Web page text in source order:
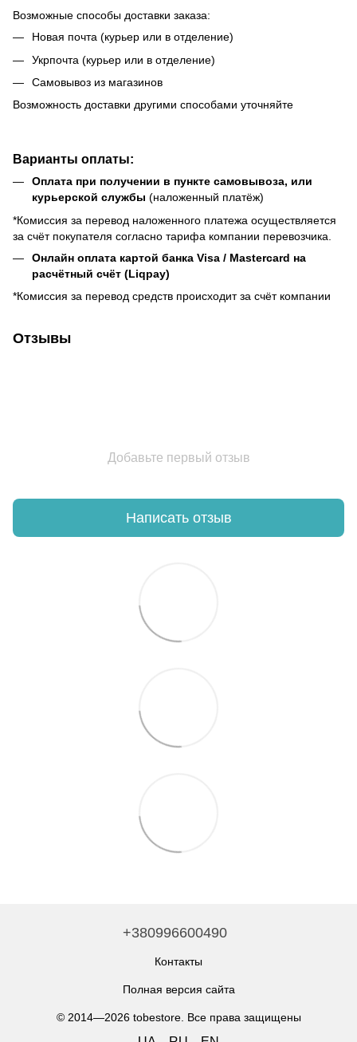
Возможные способы доставки заказа:
Новая почта (курьер или в отделение)
Укрпочта (курьер или в отделение)
Самовывоз из магазинов
Возможность доставки другими способами уточняйте
Варианты оплаты:
Оплата при получении в пункте самовывоза, или
курьерской службы (наложенный платёж)
*Комиссия за перевод наложенного платежа осуществляется
за счёт покупателя согласно тарифа компании перевозчика.
Онлайн оплата картой банка Visa / Mastercard на
расчётный счёт (Liqpay)
*Комиссия за перевод средств происходит за счёт компании
Отзывы
Добавьте первый отзыв
Написать отзыв
+380996600490
Контакты
Полная версия сайта
© 2014—2026 tobestore. Все права защищены